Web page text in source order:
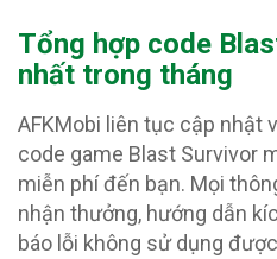
Tổng hợp code
nhất trong tháng
AFKMobi liên tục cập nhật
code game Blast Survivor
miễn phí đến bạn. Mọi
nhận thưởng, hướng dẫn
báo lỗi không sử dụng